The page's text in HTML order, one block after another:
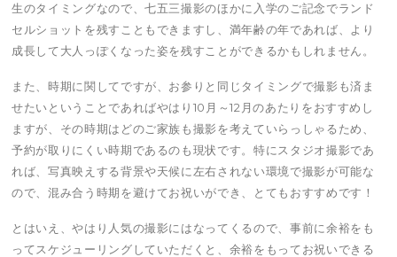
生のタイミングなので、七五三撮影のほかに入学のご記念でランド
セルショットを残すこともできますし、満年齢の年であれば、より
成長して大人っぽくなった姿を残すことができるかもしれません。
また、時期に関してですが、お参りと同じタイミングで撮影も済ま
せたいということであればやはり10月～12月のあたりをおすすめし
ますが、その時期はどのご家族も撮影を考えていらっしゃるため、
予約が取りにくい時期であるのも現状です。特にスタジオ撮影であ
れば、写真映えする背景や天候に左右されない環境で撮影が可能な
ので、混み合う時期を避けてお祝いができ、とてもおすすめです！
とはいえ、やはり人気の撮影にはなってくるので、事前に余裕をも
ってスケジューリングしていただくと、余裕をもってお祝いできる